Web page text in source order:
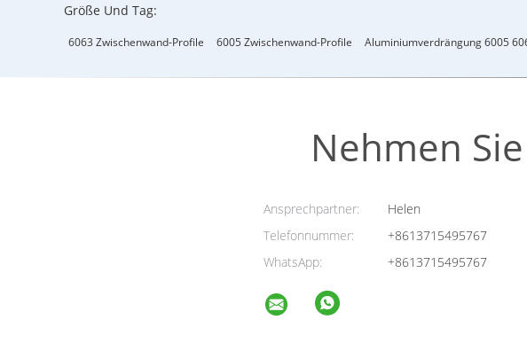
Größe Und Tag:
6063 Zwischenwand-Profile 6005 Zwischenwand-Profile Aluminiumverdrängung 6005
Nehmen
Ansprechpartner:
Helen
Telefonnummer:
+8613715495767
WhatsApp:
+8613715495767